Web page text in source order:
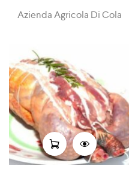
Azienda Agricola Di Cola